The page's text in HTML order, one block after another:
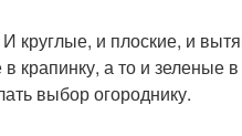
И круглые, и плоские, и
крапинку, а то и зеленые
выбор огороднику.